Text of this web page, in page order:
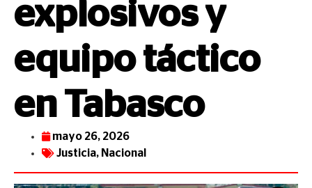
explosivos y
equipo táctico
en Tabasco
mayo 26, 2026
Justicia, Nacional